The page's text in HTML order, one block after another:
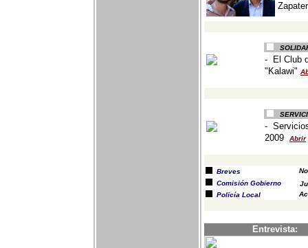
-
El Club
"Kalawi"
-
2009
Abrir
Breves
Comisión Gobierno
Policía Local
Entrevista: